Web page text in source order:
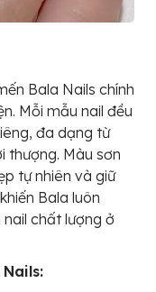
Bala Nails chính
Mỗi mẫu nail đều
đa dạng từ
thượng. Màu sơn
tự nhiên và giữ
Bala luôn
chất lượng ở